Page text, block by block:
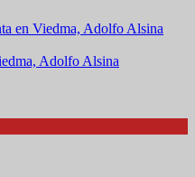
Adolfo Alsina